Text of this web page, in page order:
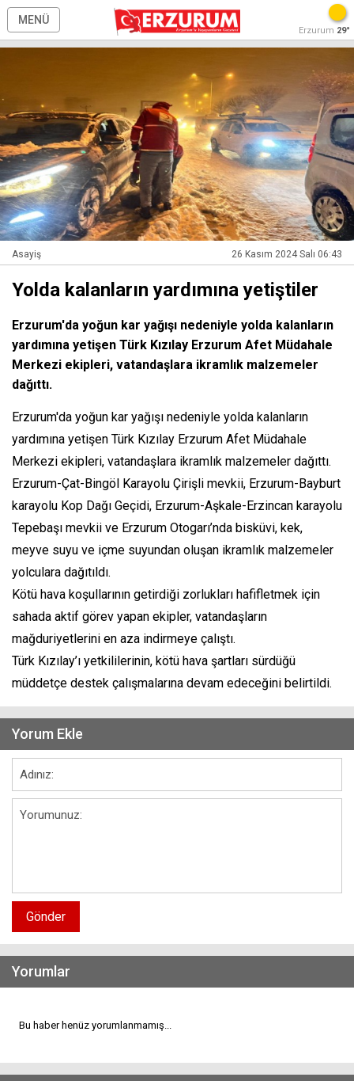
MENÜ
Erzurum 29°
Asayiş 26 Kasım 2024 Salı 06:43
Yolda kalanların yardımına yetiştiler
Erzurum'da yoğun kar yağışı nedeniyle yolda kalanların
yardımına yetişen Türk Kızılay Erzurum Afet Müdahale
Merkezi ekipleri, vatandaşlara ikramlık malzemeler
dağıttı.
Erzurum'da yoğun kar yağışı nedeniyle yolda kalanların
yardımına yetişen Türk Kızılay Erzurum Afet Müdahale
Merkezi ekipleri, vatandaşlara ikramlık malzemeler dağıttı.
Erzurum-Çat-Bingöl Karayolu Çirişli mevkii, Erzurum-Bayburt
karayolu Kop Dağı Geçidi, Erzurum-Aşkale-Erzincan karayolu
Tepebaşı mevkii ve Erzurum Otogarı’nda bisküvi, kek,
meyve suyu ve içme suyundan oluşan ikramlık malzemeler
yolculara dağıtıldı.
Kötü hava koşullarının getirdiği zorlukları hafifletmek için
sahada aktif görev yapan ekipler, vatandaşların
mağduriyetlerini en aza indirmeye çalıştı.
Türk Kızılay’ı yetkililerinin, kötü hava şartları sürdüğü
müddetçe destek çalışmalarına devam edeceğini belirtildi.
Yorum Ekle
Gönder
Yorumlar
Bu haber henüz yorumlanmamış...